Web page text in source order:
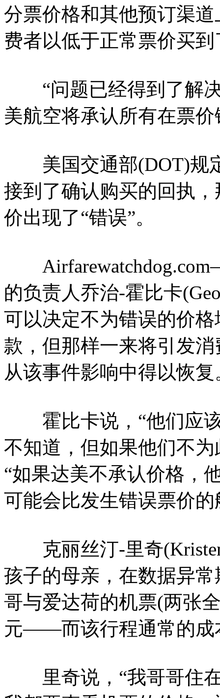
分票价格和其他预订渠
费者以低于正常票价买
“问题已经得到了解决
美航空将承认所有在票
美国交通部(DOT)规
接到了确认购买的回执
价出现了“错误”。
的负责人乔治-霍比卡
可以决定不为错误的价
款，但那样一来将引发
从该事件影响中得以恢复
霍比卡说，“他们应该
不知道，但如果他们不
“如果达美不承认价格
可能会比发生错误票价
克丽丝汀-里奇
孩子的母亲，在数据异
哥与爱达荷的机票(两张
元——而该行程通常的成
里奇说，“我哥哥住在